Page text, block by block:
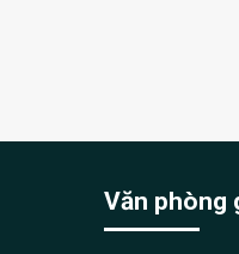
Văn phòng